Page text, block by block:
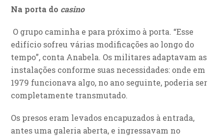
Na porta do casino
O grupo caminha e para próximo à porta. “Esse
edifício sofreu várias modificações ao longo do
tempo”, conta Anabela. Os militares adaptavam as
instalações conforme suas necessidades: onde em
1979 funcionava algo, no ano seguinte, poderia ser
completamente transmutado.
Os presos eram levados encapuzados à entrada,
antes uma galeria aberta, e ingressavam no